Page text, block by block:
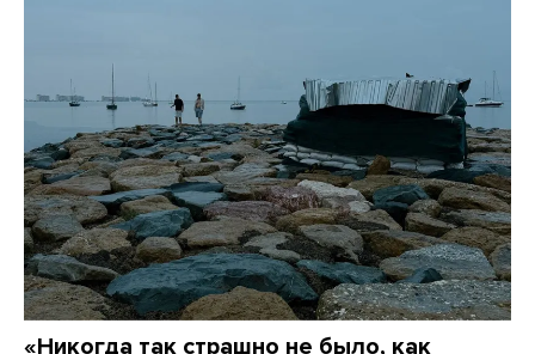
«Никогда так страшно не было, как